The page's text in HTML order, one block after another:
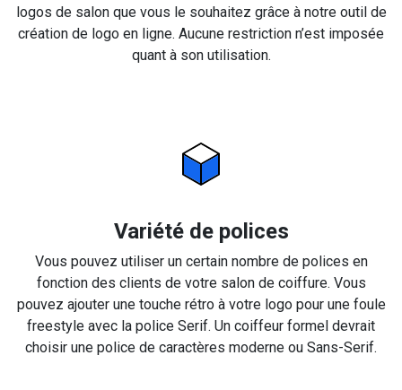
logos de salon que vous le souhaitez grâce à notre outil de
création de logo en ligne. Aucune restriction n’est imposée
quant à son utilisation.
Variété de polices
Vous pouvez utiliser un certain nombre de polices en
fonction des clients de votre salon de coiffure. Vous
pouvez ajouter une touche rétro à votre logo pour une foule
freestyle avec la police Serif. Un coiffeur formel devrait
choisir une police de caractères moderne ou Sans-Serif.